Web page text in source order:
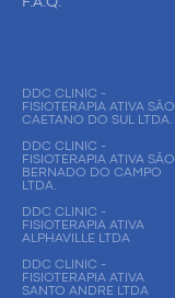
DDC CLINIC -
FISIOTERAPIA ATIVA SÃO
CAETANO DO SUL LTDA.
DDC CLINIC -
FISIOTERAPIA ATIVA SÃO
BERNADO DO CAMPO
LTDA.
DDC CLINIC -
FISIOTERAPIA ATIVA
ALPHAVILLE LTDA
DDC CLINIC -
FISIOTERAPIA ATIVA
SANTO ANDRE LTDA